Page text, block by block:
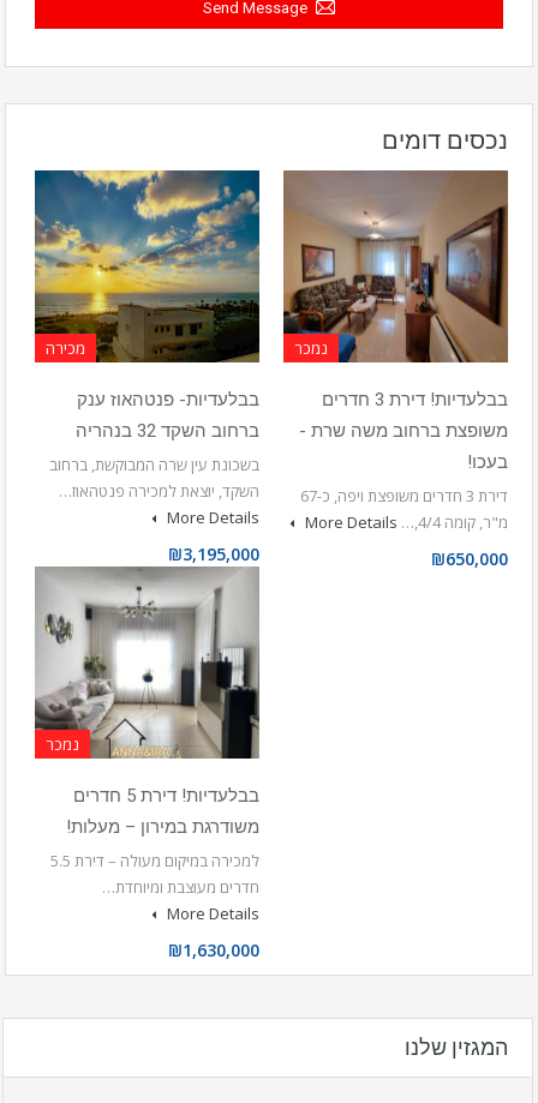
Send Message
נכסים דומים
נמכר
בבלעדיות! דירת 3 חדרים
משופצת ברחוב משה שרת -
בעכו!
דירת 3 חדרים משופצת ויפה, כ-67
מ"ר, קומה 4/4,…
More Details
₪650,000
מכירה
בבלעדיות- פנטהאוז ענק
ברחוב השקד 32 בנהריה
בשכונת עין שרה המבוקשת, ברחוב
השקד, יוצאת למכירה פנטהאוז…
More Details
₪3,195,000
נמכר
בבלעדיות! דירת 5 חדרים
משודרגת במירון – מעלות!
למכירה במיקום מעולה – דירת 5.5
חדרים מעוצבת ומיוחדת…
More Details
₪1,630,000
המגזין שלנו